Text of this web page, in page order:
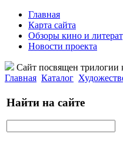
Главная
Карта сайта
Обзоры кино и
Новости проекта
Сайт посвящен
Главная Каталог
Найти на сайте